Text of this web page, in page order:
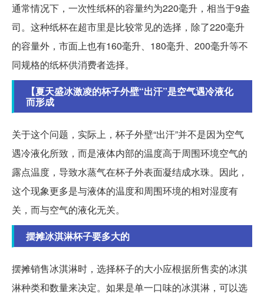
通常情况下，一次性纸杯的容量约为220毫升，相当于9盎
司。这种纸杯在超市里是比较常见的选择，除了220毫升
的容量外，市面上也有160毫升、180毫升、200毫升等不
同规格的纸杯供消费者选择。
【夏天盛冰激凌的杯子外壁“出汗”是空气遇冷液化
而形成
关于这个问题，实际上，杯子外壁“出汗”并不是因为空气
遇冷液化所致，而是液体内部的温度高于周围环境空气的
露点温度，导致水蒸气在杯子外表面凝结成水珠。因此，
这个现象更多是与液体的温度和周围环境的相对湿度有
关，而与空气的液化无关。
摆摊冰淇淋杯子要多大的
摆摊销售冰淇淋时，选择杯子的大小应根据所售卖的冰淇
淋种类和数量来决定。如果是单一口味的冰淇淋，可以选